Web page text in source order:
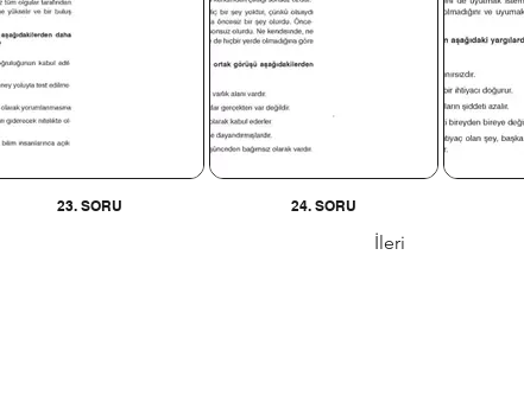
İleri
23. SORU 24. SORU